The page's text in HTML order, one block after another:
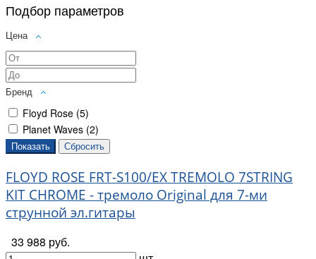
Подбор параметров
Цена
Бренд
Floyd Rose (5)
Planet Waves (2)
FLOYD ROSE FRT-S100/EX TREMOLO 7STRING
KIT CHROME - тремоло Original для 7-ми
струнной эл.гитары
33 988 руб.